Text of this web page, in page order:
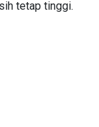
tetap tinggi.